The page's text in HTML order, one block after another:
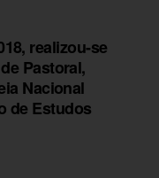
realizou-se
Pastoral,
Nacional
de Estudos